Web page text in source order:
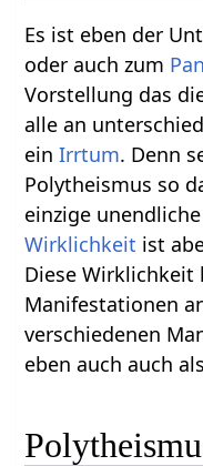
Es ist eben der
oder auch zum
Vorstellung das
alle an
einIrrtum. Denn
Polytheismus so
einzige
Wirklichkeit ist
Diese Wirklichkeit
Manifestationen
verschiedenen
eben auch auch